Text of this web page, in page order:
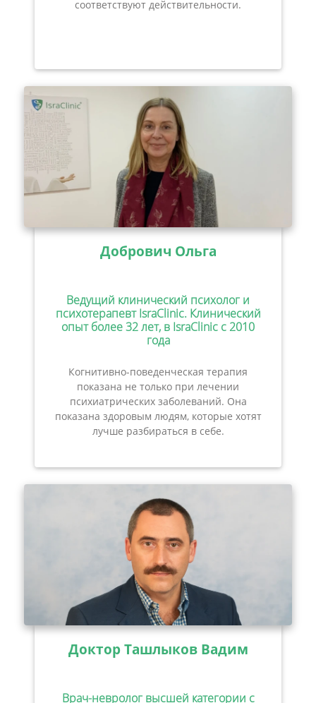
соответствуют действительности.
Добрович Ольга
Ведущий клинический психолог и
психотерапевт IsraClinic. Клинический
опыт более 32 лет, в IsraClinic с 2010
года
Когнитивно-поведенческая терапия
показана не только при лечении
психиатрических заболеваний. Она
показана здоровым людям, которые хотят
лучше разбираться в себе.
Доктор Ташлыков Вадим
Врач-невролог высшей категории с